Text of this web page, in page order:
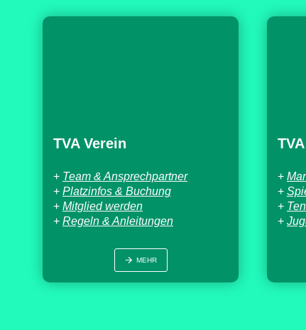
TVA Verein
+ Team & Ansprechpartner
+ Platzinfos & Buchung
+ Mitglied werden
+ Regeln & Anleitungen
MEHR
+
+
+
+